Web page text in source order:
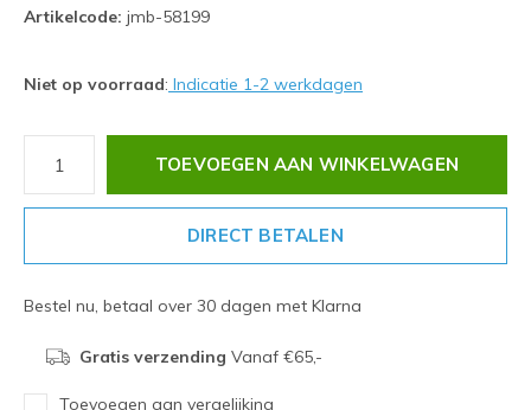
Artikelcode: jmb-58199
Niet op voorraad: Indicatie 1-2 werkdagen
TOEVOEGEN AAN WINKELWAGEN
DIRECT BETALEN
Bestel nu, betaal over 30 dagen met Klarna
Gratis verzending Vanaf €65,-
Toevoegen aan vergelijking